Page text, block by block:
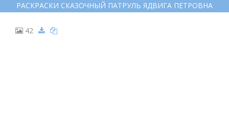
РАСКРАСКИ СКАЗОЧНЫЙ ПАТРУЛЬ ЯДВИГА ПЕТРОВНА
42